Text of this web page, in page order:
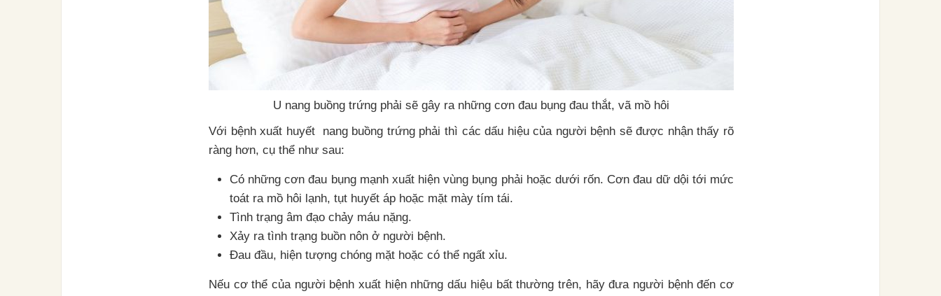
U nang buồng trứng phải sẽ gây ra những cơn đau bụng đau thắt, vã mồ hôi
Với bệnh xuất huyết nang buồng trứng phải thì các dấu hiệu của người bệnh sẽ được nhận thấy rõ
ràng hơn, cụ thể như sau:
Có những cơn đau bụng mạnh xuất hiện vùng bụng phải hoặc dưới rốn. Cơn đau dữ dội tới mức
toát ra mồ hôi lạnh, tụt huyết áp hoặc mặt mày tím tái.
Tình trạng âm đạo chảy máu nặng.
Xảy ra tình trạng buồn nôn ở người bệnh.
Đau đầu, hiện tượng chóng mặt hoặc có thể ngất xỉu.
Nếu cơ thể của người bệnh xuất hiện những dấu hiệu bất thường trên, hãy đưa người bệnh đến cơ